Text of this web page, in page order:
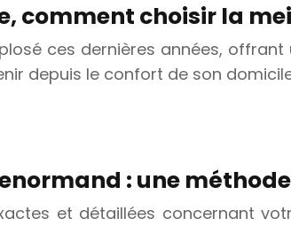
comment choisir la
ces dernières années,
depuis le confort de son
: une
et détaillées concernant